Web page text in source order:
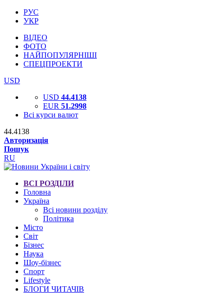
РУС
УКР
ВІДЕО
ФОТО
НАЙПОПУЛЯРНІШІ
СПЕЦПРОЕКТИ
USD
USD 44.4138
EUR 51.2998
Всі курси валют
44.4138
Авторизація
Пошук
RU
ВСІ РОЗДІЛИ
Головна
Україна
Всі новини розділу
Політика
Місто
Світ
Бізнес
Наука
Шоу-бізнес
Спорт
Lifestyle
БЛОГИ ЧИТАЧІВ